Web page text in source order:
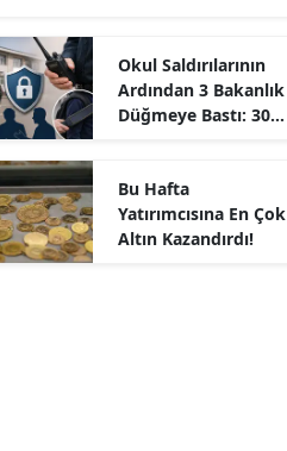
Okul Saldırılarının
Ardından 3 Bakanlık
Düğmeye Bastı: 30
Bu Hafta
Yatırımcısına En Çok
Altın Kazandırdı!